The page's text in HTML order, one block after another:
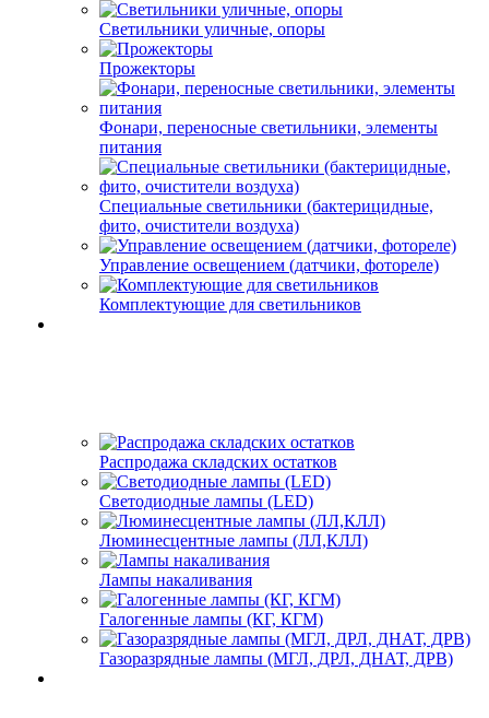
Светильники уличные, опоры
Прожекторы
Фонари, переносные светильники, элементы
питания
Специальные светильники (бактерицидные,
фито, очистители воздуха)
Управление освещением (датчики, фотореле)
Комплектующие для светильников
Распродажа складских остатков
Светодиодные лампы (LED)
Люминесцентные лампы (ЛЛ,КЛЛ)
Лампы накаливания
Галогенные лампы (КГ, КГМ)
Газоразрядные лампы (МГЛ, ДРЛ, ДНАТ, ДРВ)